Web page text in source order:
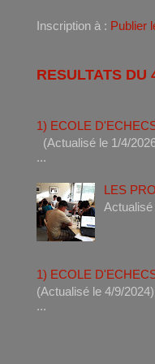
Inscription à : Publier
RESULTATS DU
1) ECOLE
(Actualisé le 1/4/
...
LES
1) ECOLE
(Actualisé le 4/9/
...